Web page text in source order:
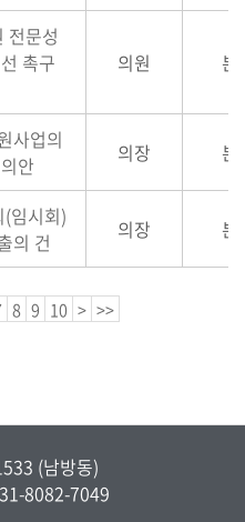
전문성
촉구
의원 본
사업의
안
의장 본
임시회)
의 건
의장 본
8 9 10 > >>
(남방동)
8082-7049